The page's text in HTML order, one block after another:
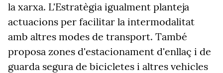
la xarxa. L'Estratègia igualment planteja
actuacions per facilitar la intermodalitat
amb altres modes de transport. També
proposa zones d'estacionament d'enllaç i de
guarda segura de bicicletes i altres vehicles